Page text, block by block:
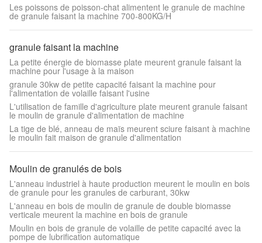
Les poissons de poisson-chat alimentent le granule de machine
de granule faisant la machine 700-800KG/H
granule faisant la machine
La petite énergie de biomasse plate meurent granule faisant la
machine pour l'usage à la maison
granule 30kw de petite capacité faisant la machine pour
l'alimentation de volaille faisant l'usine
L'utilisation de famille d'agriculture plate meurent granule faisant
le moulin de granule d'alimentation de machine
La tige de blé, anneau de maïs meurent sciure faisant à machine
le moulin fait maison de granule d'alimentation
Moulin de granulés de bois
L'anneau industriel à haute production meurent le moulin en bois
de granule pour les granules de carburant, 30kw
L'anneau en bois de moulin de granule de double biomasse
verticale meurent la machine en bois de granule
Moulin en bois de granule de volaille de petite capacité avec la
pompe de lubrification automatique